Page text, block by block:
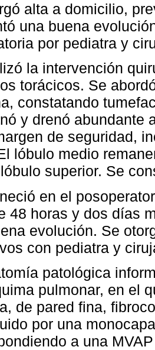
alta a domicilio,
una buena
por pediatra y
la intervención
torácicos. Se
constatando
y drenó abundante
de seguridad,
lóbulo medio
superior. Se
en el
48 horas y dos días
evolución. Se
con pediatra y
patológica
pulmonar, en el
de pared fina,
por una
a una